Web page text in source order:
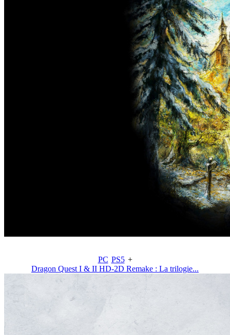
PC PS5 +
Dragon Quest I & II HD-2D Remake : La trilogie...